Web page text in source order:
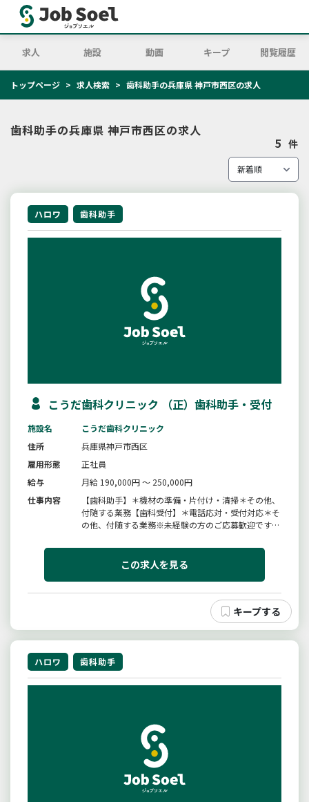
求人 施設 動画 キープ 閲覧履歴
トップページ 求人検索 歯科助手の兵庫県 神戸市西区の求人
歯科助手の兵庫県 神戸市西区の求人
5 件
ハロワ 歯科助手
こうだ歯科クリニック （正）歯科助手・受付
施設名
こうだ歯科クリニック
住所
兵庫県神戸市西区
雇用形態
正社員
給与
月給 190,000円 ～ 250,000円
仕事内容
【歯科助手】＊機材の準備・片付け・清掃＊その他、
付随する業務【歯科受付】＊電話応対・受付対応＊そ
の他、付随する業務※未経験の方のご応募歓迎です※
変更なし
この求人を見る
ハロワ 歯科助手